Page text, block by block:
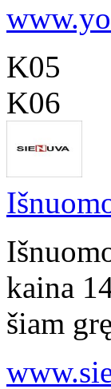
K05
K06
kaina
šiam